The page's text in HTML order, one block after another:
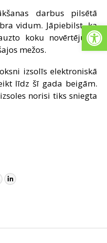
darbus pilsētā
vidum. Jāpiebilst, ka
koku novērtējums
mežos.
izsolīs elektroniskā
līdz šī gada beigām.
norisi tiks sniegta